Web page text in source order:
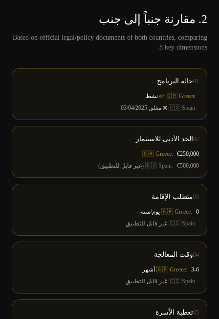
2. مقارنة جنباً إلى جنب
Based on official legal/policy documents of both countries, comparing
8 key dimensions.
01حالة البرنامج
🇬🇷 Greece: ✅ نشط
🇪🇸 Spain
:❌ مغلق 03/04/2025
02 الحد الأدنى للاستثمار
🇬🇷 Greece: €250,000
🇪🇸 Spain: €500,000 (غير قابل للتطبيق)
03متطلب الإقامة
🇬🇷 Greece: 0 يوم/سنة
🇪🇸 Spain
:غير قابل للتطبيق
04وقت المعالجة
🇬🇷 Greece: 3-6 أشهر
🇪🇸 Spain
:غير قابل للتطبيق
05تغطية الأسرة